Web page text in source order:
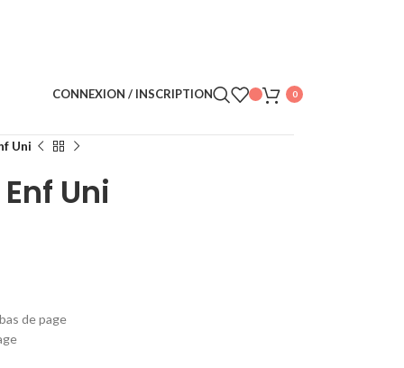
CONNEXION / INSCRIPTION 0
Uni
Uni
de page